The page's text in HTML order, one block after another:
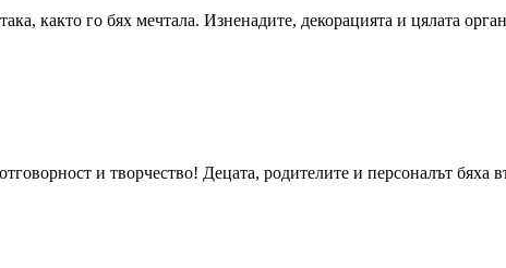
както го бях мечтала. Изненадите, декорацията и цялата
и творчество! Децата, родителите и персоналът